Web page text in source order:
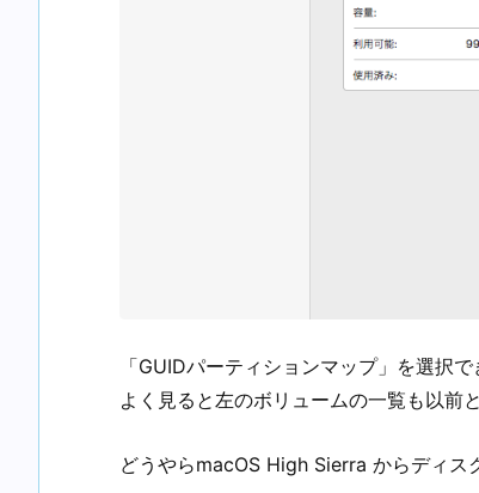
「GUIDパーティションマップ」を選択
よく見ると左のボリュームの一覧も以前
どうやらmacOS High Sierra からディス